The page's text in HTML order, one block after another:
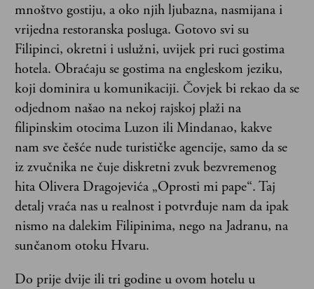
mnoštvo gostiju, a oko njih ljubazna, nasmijana i
vrijedna restoranska posluga. Gotovo svi su
Filipinci, okretni i uslužni, uvijek pri ruci gostima
hotela. Obraćaju se gostima na engleskom jeziku,
koji dominira u komunikaciji. Čovjek bi rekao da se
odjednom našao na nekoj rajskoj plaži na
filipinskim otocima Luzon ili Mindanao, kakve
nam sve češće nude turističke agencije, samo da se
iz zvučnika ne čuje diskretni zvuk bezvremenog
hita Olivera Dragojevića „Oprosti mi pape“. Taj
detalj vraća nas u realnost i potvrđuje nam da ipak
nismo na dalekim Filipinima, nego na Jadranu, na
sunčanom otoku Hvaru.
Do prije dvije ili tri godine u ovom hotelu u